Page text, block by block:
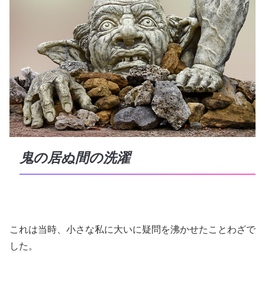
鬼の居ぬ間の洗濯
これは当時、小さな私に大いに疑問を沸かせたことわざで
した。